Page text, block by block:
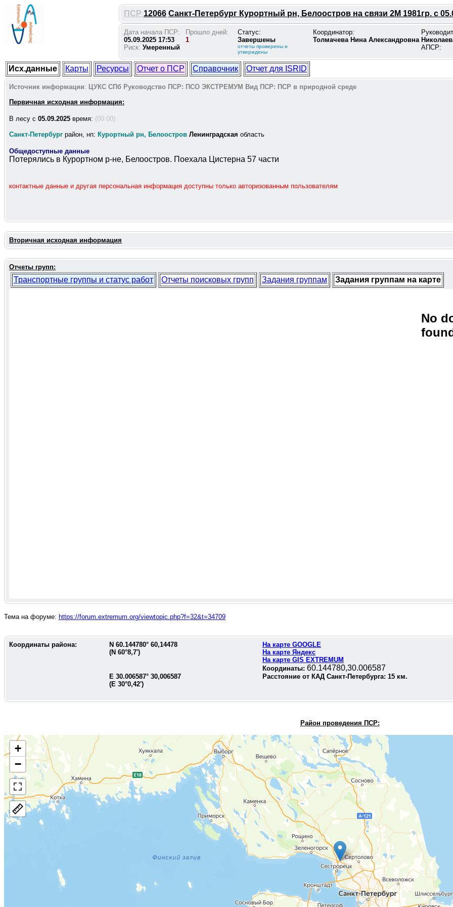
ПСР 12066 Санкт-Петербург Курортный рн, Белоостров на связи 2М 1981гр. с
Дата начала ПСР:
05.09.2025 17:53
Риск: Умеренный
Прошло дней:
1
Статус:
Завершены
отчеты проверены и
утверждены
Координатор:
Толмачева Нина Александровна
АПСР:
Исх.данные Карты Ресурсы Отчет о ПСР Справочник Отчет для ISRID
Источник информации: ЦУКС СПб Руководство ПСР: ПСО ЭКСТРЕМУМ Вид ПСР: ПСР в природной среде
Первичная исходная информация:
В лесу c 05.09.2025 время: (00:00)
Санкт-Петербург район, нп: Курортный рн, Белоостров Ленинградская область
Общедоступные данные
Потерялись в Курортном р-не, Белоостров. Поехала Цистерна 57 части
контактные данные и другая персональная информация доступны только авторизованным пользователям
Вторичная исходная информация
Отчеты групп:
Транспортные группы и статус работ Отчеты поисковых групп Задания группам Задания группам на карте
No
Тема на форуме: https://forum.extremum.org/viewtopic.php?f=32&t=34709
Координаты района: N 60.144780° 60,14478
(N 60°8,7')
На карте GOOGLE
На карте Яндекс
На карте GIS EXTREMUM
Координаты: 60.144780,30.006587
E 30.006587° 30,006587
(E 30°0,42')
Расстояние от КАД Санкт-Петербурга: 15 км.
Район проведения ПСР:
+
−